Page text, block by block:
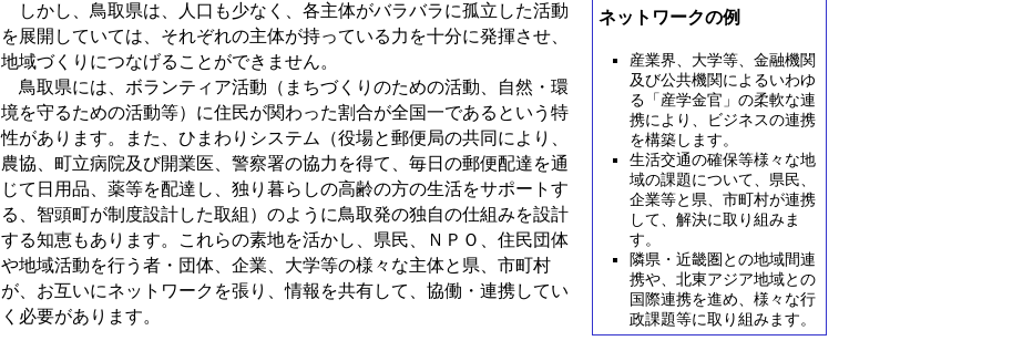
ネットワークの例
産業界、大学等、金融機関
及び公共機関によるいわゆ
る「産学金官」の柔軟な連
携により、ビジネスの連携
を構築します。
生活交通の確保等様々な地
域の課題について、県民、
企業等と県、市町村が連携
して、解決に取り組みま
す。
隣県・近畿圏との地域間連
携や、北東アジア地域との
国際連携を進め、様々な行
政課題等に取り組みます。
しかし、鳥取県は、人口も少なく、各主体がバラバラに孤立した活動
を展開していては、それぞれの主体が持っている力を十分に発揮させ、
地域づくりにつなげることができません。
鳥取県には、ボランティア活動（まちづくりのための活動、自然・環
境を守るための活動等）に住民が関わった割合が全国一であるという特
性があります。また、ひまわりシステム（役場と郵便局の共同により、
農協、町立病院及び開業医、警察署の協力を得て、毎日の郵便配達を通
じて日用品、薬等を配達し、独り暮らしの高齢の方の生活をサポートす
る、智頭町が制度設計した取組）のように鳥取発の独自の仕組みを設計
する知恵もあります。これらの素地を活かし、県民、ＮＰＯ、住民団体
や地域活動を行う者・団体、企業、大学等の様々な主体と県、市町村
が、お互いにネットワークを張り、情報を共有して、協働・連携してい
く必要があります。